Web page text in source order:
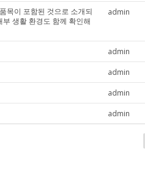
목이 포함된 것으로 소개되
생활 환경도 함께 확인해
admin
admin
admin
admin
admin